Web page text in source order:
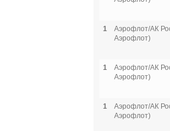
1
Аэрофлот/АК
Аэрофлот)
1
Аэрофлот/АК
Аэрофлот)
1
Аэрофлот/АК
Аэрофлот)